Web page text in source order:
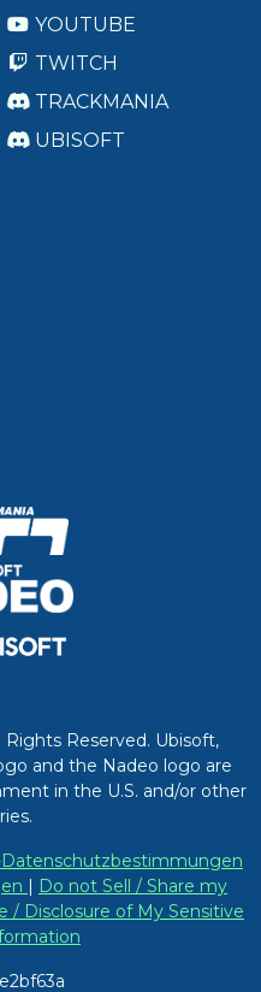
YOUTUBE
TWITCH
TRACKMANIA
UBISOFT
Reserved. Ubisoft,
and the Nadeo logo are
in the U.S. and/or other
Datenschutzbestimmungen
Do not Sell / Share my
/ Disclosure of My Sensitive